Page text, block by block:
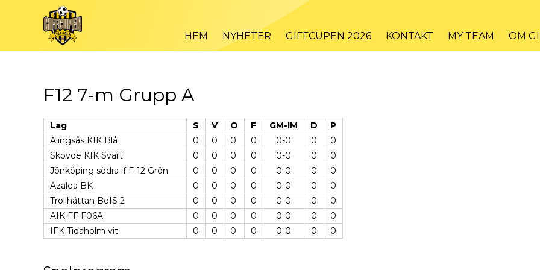
HEM NYHETER GIFFCUPEN 2026 KONTAKT MY TEAM OM
F12 7-m Grupp A
Lag S V O F GM-IM D
P
Alingsås KIK Blå
0 0 0 0 0-0 0
0
Skövde KIK Svart
0 0 0 0 0-0 0
0
Jönköping södra if F-12 Grön
0 0 0 0 0-0 0
0
Azalea BK
0 0 0 0 0-0 0
0
Trollhättan BoIS 2
0 0 0 0 0-0 0
0
AIK FF F06A
0 0 0 0 0-0 0
0
IFK Tidaholm vit
0 0 0 0 0-0 0 0